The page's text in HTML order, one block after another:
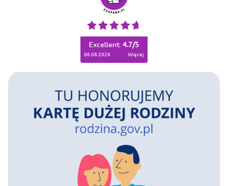
Excellent: 4.7/5
06.08.2026 więcej